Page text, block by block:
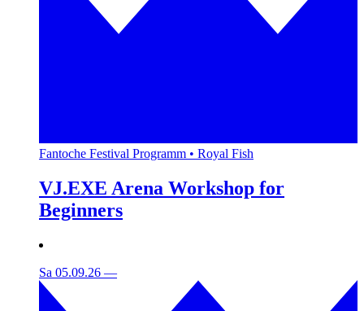
Fantoche Festival Programm • Royal Fish
VJ.EXE Arena Workshop for
Beginners
Sa 05.09.26 —